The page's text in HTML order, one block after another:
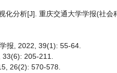
分析[J]. 重庆交通大学学报(社会
报, 2022, 39(1): 55-64.
205-211.
26(2): 570-578.